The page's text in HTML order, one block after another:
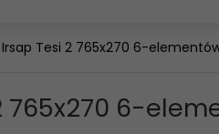
Irsap Tesi 2 765x270 6-
765x270 6-